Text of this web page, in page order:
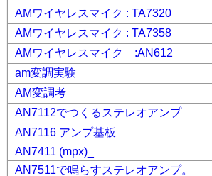
AMワイヤレスマイク : TA7320
AMワイヤレスマイク : TA7358
AMワイヤレスマイク :AN612
am変調実験
AM変調考
AN7112でつくるステレオアンプ
AN7116 アンプ基板
AN7411 (mpx)_
AN7511で鳴らすステレオアンプ。